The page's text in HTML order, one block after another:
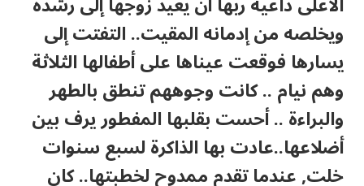
ويخلصه من إدمانه المقيت.. التفتت إلى
يسارها فوقعت عيناها على أطفالها الثلاثة
وهم نيام .. كانت وجوههم تنطق بالطهر
والبراءة .. أحست بقلبها المفطور يرف بين
أضلاعها..عادت بها الذاكرة لسبع سنوات
خلت, عندما تقدم ممدوح لخطبتها.. كان